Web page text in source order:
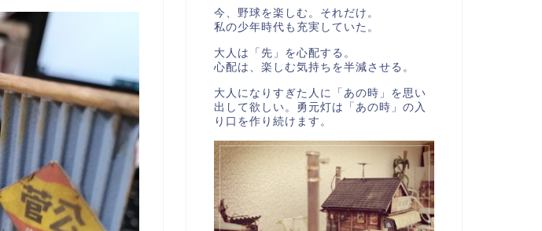
今、野球を楽しむ。それだけ。
私の少年時代も充実していた。
大人は「先」を心配する。
心配は、楽しむ気持ちを半減させる。
大人になりすぎた人に「あの時」を思い
出して欲しい。勇元灯は「あの時」の入
り口を作り続けます。